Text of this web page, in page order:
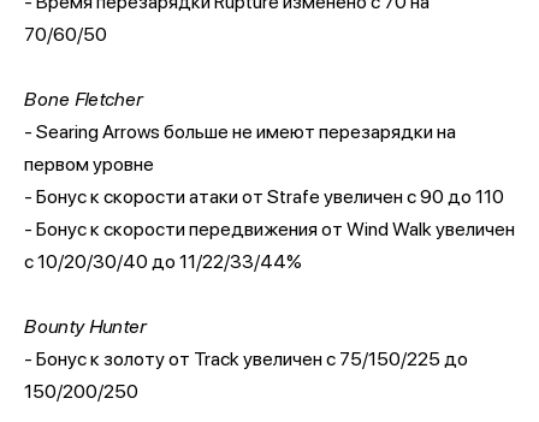
70/60/50
Bone Fletcher
- Searing Arrows больше не имеют перезарядки на
первом уровне
- Бонус к скорости атаки от Strafe увеличен с 90 до 110
- Бонус к скорости передвижения от Wind Walk увеличен
с 10/20/30/40 до 11/22/33/44%
Bounty Hunter
- Бонус к золоту от Track увеличен с 75/150/225 до
150/200/250